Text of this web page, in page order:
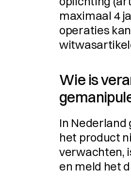
maximaal 4
operaties
Wie is
In
het product
verwachten,
en meld het